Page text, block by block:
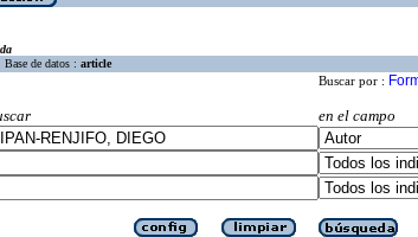
Base de datos : article
Buscar por :
en el campo